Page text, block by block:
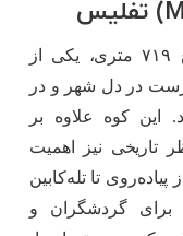
کوه متاتسمیندا (Mtatsminda) با ارتفاع ۷۱۹ متری، یکی از
در دل شهر و در
این کوه علاوه بر
تاریخی نیز اهمیت
تا تله‌کابین
برای گردشگران و